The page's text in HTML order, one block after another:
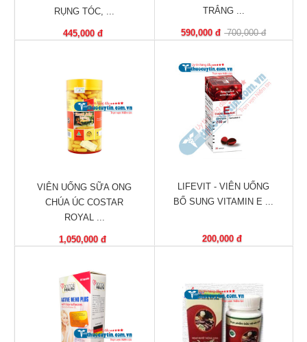
Phù
Dị
đường
của
bé
mục
Tin
tức
Làm
đẹp
RỤNG TÓC, ...
445,000 đ
TRẮNG ...
590,000 đ 700,000 đ
VIÊN UỐNG SỮA ONG
CHÚA ÚC COSTAR
ROYAL ...
1,050,000 đ
LIFEVIT - VIÊN UỐNG
BỔ SUNG VITAMIN E ...
200,000 đ